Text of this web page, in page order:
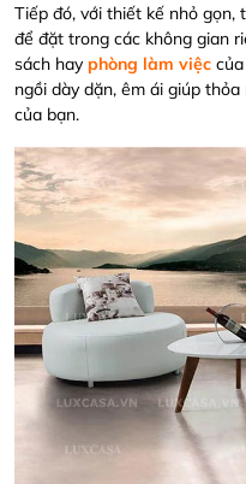
Tiếp đó, với thiết kế nhỏ gọn,
để đặt trong các không gian
sách hayphòng làm việc
ngồi dày dặn, êm ái giúp
của bạn.